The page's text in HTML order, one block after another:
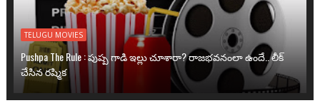
TELUGU MOVIES
Pushpa The Rule : పుష్ప గాడి ఇల్లు చూశారా? రాజభవనంలా ఉందే.. లీక్
చేసిన రష్మిక